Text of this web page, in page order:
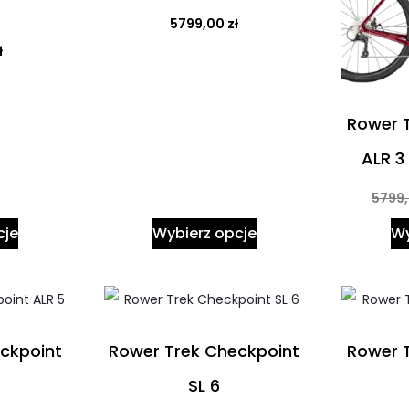
5799,00 zł
Wybierz opcje
Rower
ALR
Rower Trek Checkpoint
SL 6
Rower